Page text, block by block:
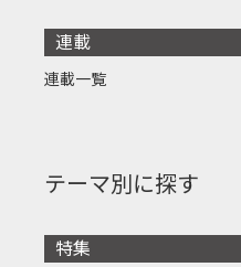
連載
連載一覧
テーマ別に探す
特集